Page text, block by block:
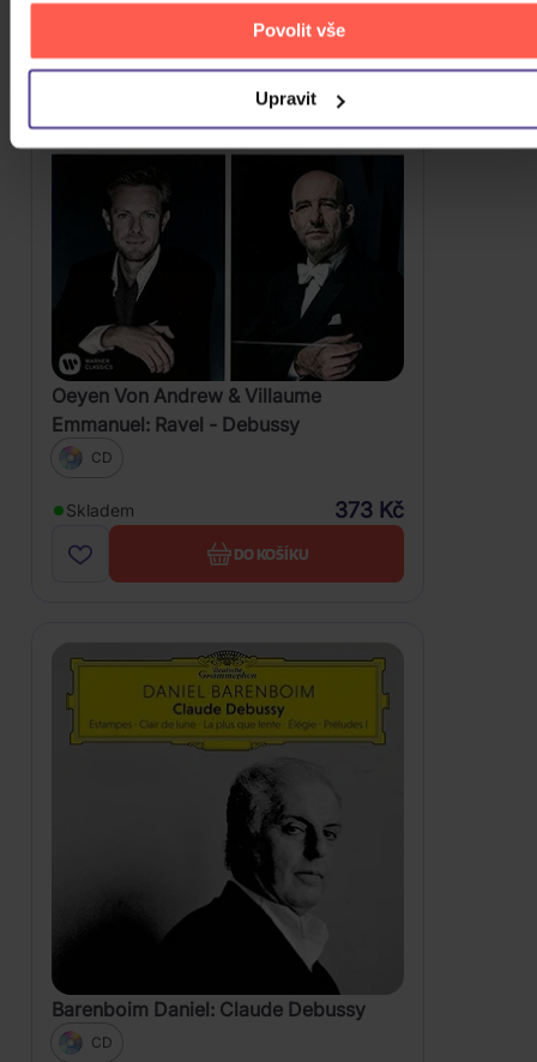
Povolit vše
Upravit
Oeyen Von Andrew & Villaume
Emmanuel: Ravel - Debussy
CD
Skladem 373 Kč
DO KOŠÍKU
Barenboim Daniel: Claude Debussy
CD